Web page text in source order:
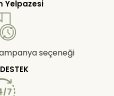
Yelpazesi
seçeneği